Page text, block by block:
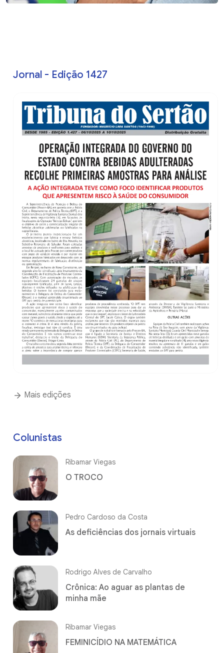
Jornal - Edição 1427
Mais edições
Colunistas
Ribamar Viegas
O TROCO
Pedro Cardoso da Costa
As deficiências dos jornais virtuais
Rodrigo Alves de Carvalho
Crônica: Ao aguar as plantas de
minha mãe
Ribamar Viegas
FEMINICÍDIO NA MATEMÁTICA